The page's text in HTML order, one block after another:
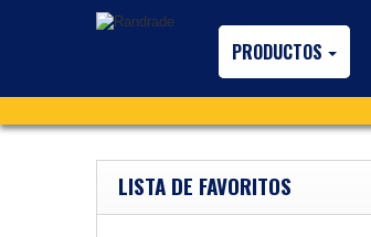
PRODUCTOS
LISTA DE FAVORITOS